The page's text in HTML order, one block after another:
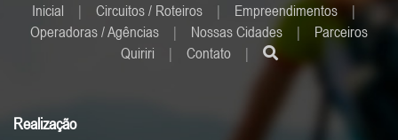
Inicial | Circuitos / Roteiros | Empreendimentos
|
Operadoras / Agências
| Nossas Cidades |
Parceiros
Quiriri
| Contato |
Realização